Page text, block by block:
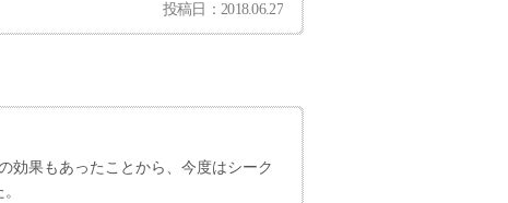
投稿日：2018.06.27
効果もあったことから、今度はシーク